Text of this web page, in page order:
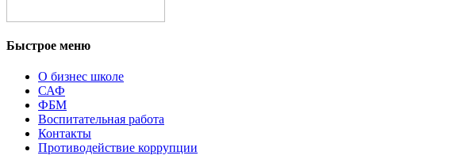
Быстрое меню
О бизнес школе
САФ
ФБМ
Воспитательная работа
Контакты
Противодействие коррупции